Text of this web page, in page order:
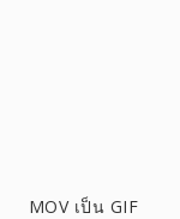
MOV เป็น GIF